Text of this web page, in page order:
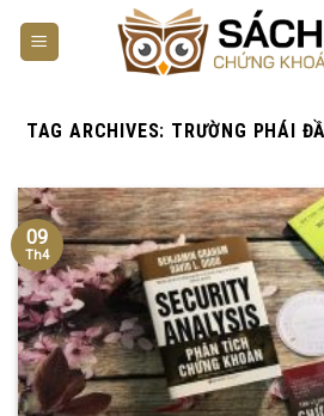
TAG ARCHIVES: TRƯỜNG PHÁI
09
Th4